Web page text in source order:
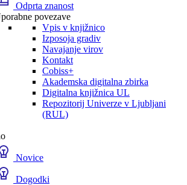
Odprta znanost
povezave
Vpis v knjižnico
Izposoja gradiv
Navajanje virov
Kontakt
Cobiss+
Akademska digitalna zbirka
Digitalna knjižnica UL
Repozitorij Univerze v Ljubljani
(RUL)
Novice
Dogodki